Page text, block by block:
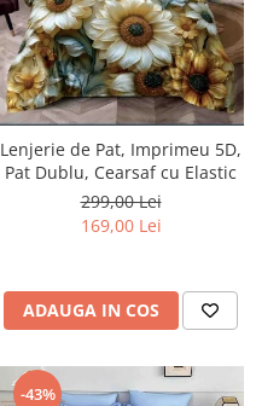
Lenjerie de Pat, Imprimeu 5D,
Pat Dublu, Cearsaf cu Elastic
299,00 Lei
169,00 Lei
ADAUGA IN COS
-43%